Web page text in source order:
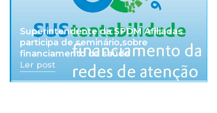
Superintendente da SPDM Afiliadas
participa de seminário sobre
financiamento da saúde
Ler post